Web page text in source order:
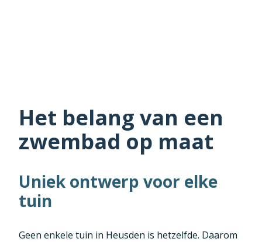
Het belang van een
zwembad op maat
Uniek ontwerp voor elke
tuin
Geen enkele tuin in Heusden is hetzelfde. Daarom